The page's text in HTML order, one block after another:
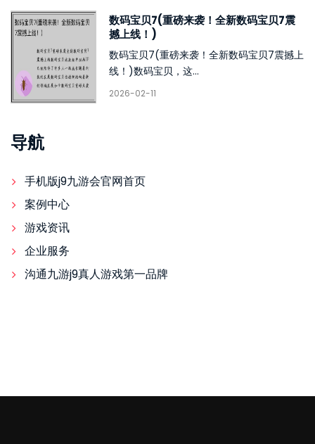
数码宝贝7(重磅来袭！全新数码宝贝7震
撼上线！)
数码宝贝7(重磅来袭！全新数码宝贝7震撼上
线！)数码宝贝，这...
2026-02-11
导航
手机版j9九游会官网首页
案例中心
游戏资讯
企业服务
沟通九游j9真人游戏第一品牌